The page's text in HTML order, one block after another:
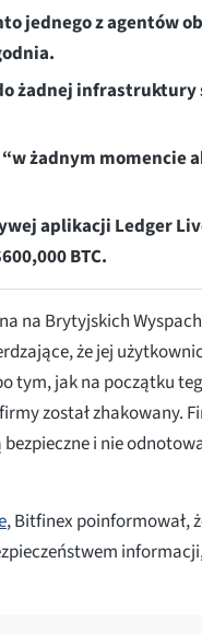
jednego z agentów
żadnej
żadnym momencie
aplikacji Ledger
BTC.
na Brytyjskich Wyspach
że jej
tym, jak na początku
został zhakowany.
i nie
, Bitfinex poinformował,